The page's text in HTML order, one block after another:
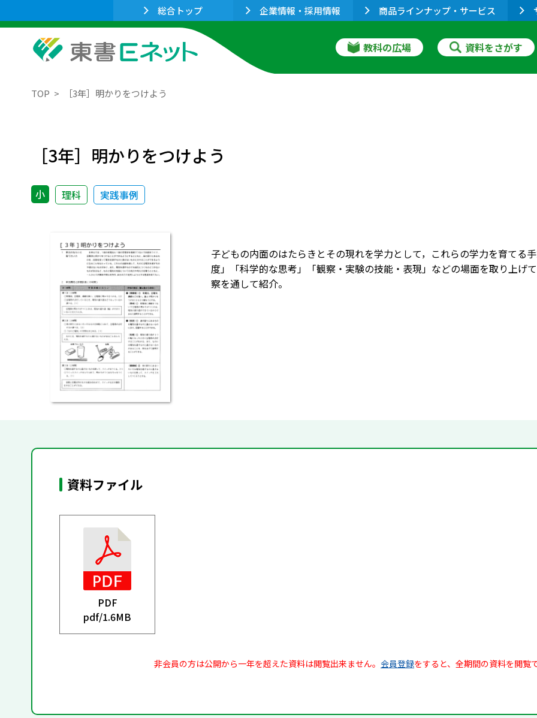
総合トップ 企業情報・採用情報 商品ラインナップ・サービス
教科の広場 資料をさがす
TOP ［3年］明かりをつけよう
［3年］明かりをつけよう
小 理科 実践事例
子どもの内面のはたらきとその現れを学力として，これらの学力を育てる
度」「科学的な思考」「観察・実験の技能・表現」などの場面を取り上げ
察を通して紹介。
資料ファイル
PDF
pdf/1.6MB
非会員の方は公開から一年を超えた資料は閲覧出来ません。 会員登録をすると、全期間の資料を閲覧